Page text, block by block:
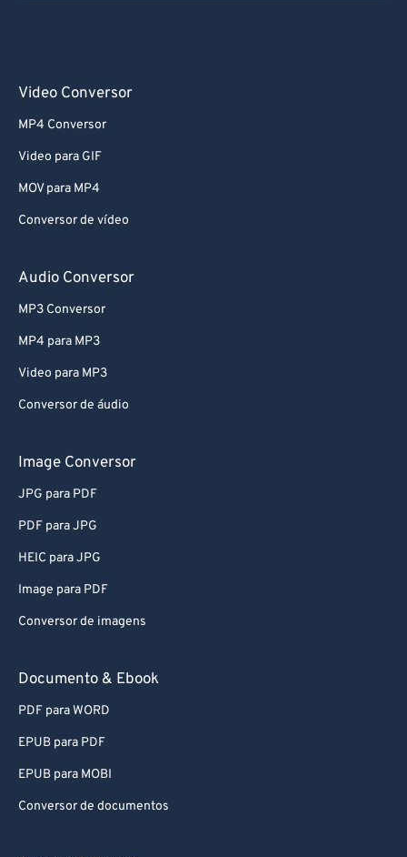
Video Conversor
MP4 Conversor
Video para GIF
MOV para MP4
Conversor de vídeo
Audio Conversor
MP3 Conversor
MP4 para MP3
Video para MP3
Conversor de áudio
Image Conversor
JPG para PDF
PDF para JPG
HEIC para JPG
Image para PDF
Conversor de imagens
Documento & Ebook
PDF para WORD
EPUB para PDF
EPUB para MOBI
Conversor de documentos